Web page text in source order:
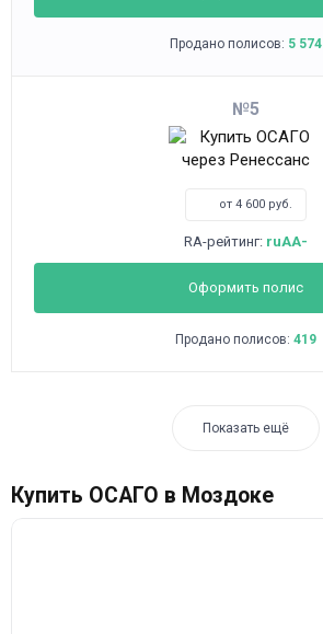
Продано полисов: 5 574
5
от 4 600 руб.
RA-рейтинг: ruAA-
Оформить полис
Продано полисов: 419
Показать ещё
Купить ОСАГО в Моздоке